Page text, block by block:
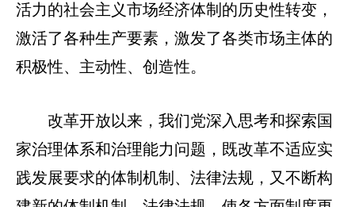
活力的社会主义市场经济体制的历史性转变，
激活了各种生产要素，激发了各类市场主体的
积极性、主动性、创造性。
改革开放以来，我们党深入思考和探索国
家治理体系和治理能力问题，既改革不适应实
践发展要求的体制机制、法律法规，又不断构